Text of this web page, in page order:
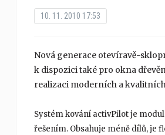
10. 11. 2010 17:53
Nová generace otevíravě-
k dispozici také pro okna
realizaci moderních a
Systém kování activPilot je
řešením. Obsahuje méně dílů, je